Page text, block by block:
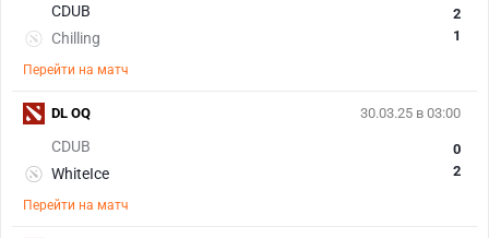
CDUB
Chilling
2
1
Перейти на матч
30.03.25 в 03:00
CDUB
WhiteIce
0
2
Перейти на матч
DL OQ